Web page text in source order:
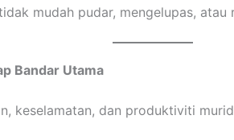
mudah pudar, mengelupas,
Bandar Utama
keselamatan, dan produktiviti